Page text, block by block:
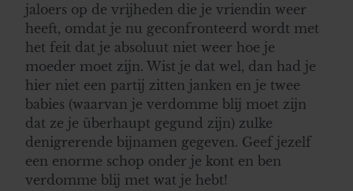
jaloers op de vrijheden die je vriendin weer
heeft, omdat je nu geconfronteerd wordt met
het feit dat je absoluut niet weer hoe je
moeder moet zijn. Wist je dat wel, dan had je
hier niet een partij zitten janken en je twee
babies (waarvan je verdomme blij moet zijn
dat ze je überhaupt gegund zijn) zulke
denigrerende bijnamen gegeven. Geef jezelf
een enorme schop onder je kont en ben
verdomme blij met wat je hebt!